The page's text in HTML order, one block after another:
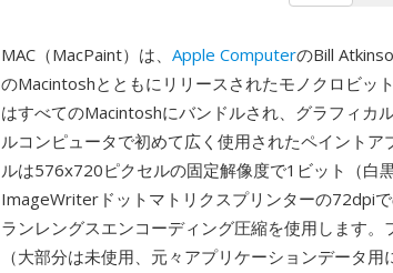
MAC（MacPaint）は、 Apple ComputerのBill
のMacintoshとともにリリースされたモノクロビッ
はすべてのMacintoshにバンドルされ、グラフィカ
ルコンピュータで初めて広く使用されたペイント
ルは576x720ピクセルの固定解像度で1ビット（
ImageWriterドットマトリクスプリンターの72dpi
ランレングスエンコーディング圧縮を使用します
（大部分は未使用、元々アプリケーションデータ